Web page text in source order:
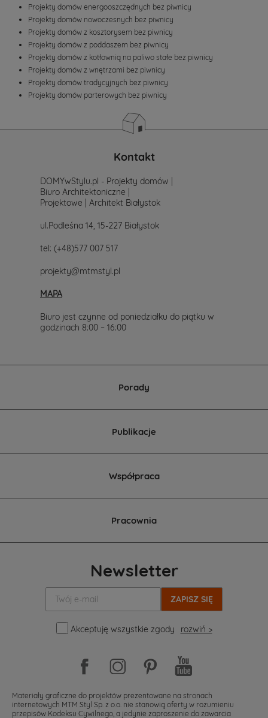
Projekty domów energooszczędnych bez piwnicy
Projekty domów nowoczesnych bez piwnicy
Projekty domów z kosztorysem bez piwnicy
Projekty domów z poddaszem bez piwnicy
Projekty domów z kotłownią na paliwo stałe bez piwnicy
Projekty domów z wnętrzami bez piwnicy
Projekty domów tradycyjnych bez piwnicy
Projekty domów parterowych bez piwnicy
Kontakt
DOMYwStylu.pl - Projekty domów |
Biuro Architektoniczne |
Projektowe | Architekt Białystok
ul.Podleśna 14, 15-227 Białystok
tel: (+48)577 007 517
projekty@mtmstyl.pl
MAPA
Biuro jest czynne od poniedziałku do piątku w
godzinach 8:00 – 16:00
Porady
Publikacje
Współpraca
Pracownia
Newsletter
mail:
Akceptuję wszystkie zgody
rozwiń >
Materiały graficzne do projektów prezentowane na stronach
internetowych MTM Styl Sp. z o.o. nie stanowią oferty w rozumieniu
przepisów Kodeksu Cywilnego, a jedynie zaproszenie do zawarcia